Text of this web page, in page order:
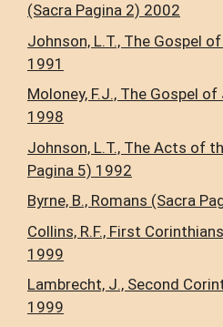
(Sacra Pagina 2) 2002
Johnson, L.T., The Gospel
1991
Moloney, F.J., The Gospel
1998
Johnson, L.T., The Acts of
Pagina 5) 1992
Byrne, B., Romans (Sacra
Collins, R.F., First
1999
Lambrecht, J., Second
1999